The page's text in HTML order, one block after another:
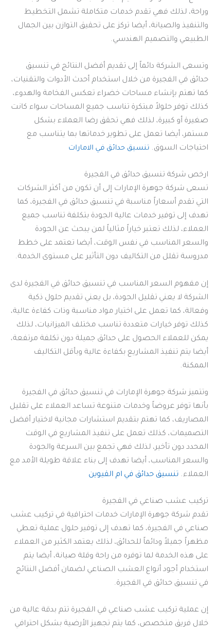
وراحة، لذلك فهي تقدم خدمات متكاملة تشمل التخطيط
والتنفيذ والصيانة، أيضا تركز على تحقيق التوازن بين الجمال
الطبيعي والتصميم الهندسي.
وتسعى الشركة دائماً إلى تقديم أفضل النتائج في تنسيق
حدائق في الفجيرة من خلال استخدام أحدث الأدوات والتقنيات،
كما تهتم بإنشاء مساحات خضراء تعكس الفخامة والهدوء،
كذلك توفر حلولاً مبتكرة تناسب جميع المساحات سواء كانت
صغيرة أو كبيرة، لذلك فهي تحقق رضا العملاء بشكل
مستمر، أيضا تعمل على تطوير خدماتها بما يتناسب مع
احتياجات السوق. تنسيق حدائق في الامارات
ارخص شركة تنسيق حدائق في الفجيرة
تسعى شركة جوهرة الإمارات إلى أن تكون من أكثر الشركات
التي تقدم أسعاراً مناسبة في تنسيق حدائق في الفجيرة، كما
تهدف إلى توفير خدمات عالية الجودة بتكلفة تناسب جميع
العملاء، لذلك تعتبر خياراً مثالياً لمن يبحث عن الجودة
والسعر المناسب في نفس الوقت، أيضا تعتمد على خطط
مدروسة تقلل من التكاليف دون التأثير على مستوى الخدمة.
إن مفهوم السعر المناسب في تنسيق حدائق في الفجيرة لدى
الشركة لا يعني تقليل الجودة، بل يعني تقديم حلول ذكية
وفعالة، كما تعمل على اختيار مواد مناسبة وذات كفاءة عالية،
كذلك توفر خيارات متعددة تناسب مختلف الميزانيات، لذلك
يمكن للعملاء الحصول على حدائق جميلة دون تكلفة مرتفعة،
أيضا يتم تنفيذ المشاريع بكفاءة عالية وبأقل التكاليف
الممكنة.
وتتميز شركة جوهرة الإمارات في تنسيق حدائق في الفجيرة
بأنها توفر عروضاً وخدمات متنوعة تساعد العملاء على تقليل
المصاريف، كما تهتم بتقديم استشارات مجانية لاختيار أفضل
التصميمات، كذلك تعمل على تنفيذ المشاريع في الوقت
المحدد دون تأخير، لذلك فهي تجمع بين السرعة والجودة
والسعر المناسب، أيضا تهدف إلى بناء علاقة طويلة الأمد مع
العملاء. تنسيق حدائق في ام القيوين
تركيب عشب صناعي في الفجيرة
تقدم شركة جوهرة الإمارات خدمات احترافية في تركيب عشب
صناعي في الفجيرة، كما تهدف إلى توفير حلول عملية تعطي
مظهراً جميلاً ودائماً للحدائق، لذلك يعتمد الكثير من العملاء
على هذه الخدمة لما توفره من راحة وقلة صيانة، أيضا يتم
استخدام أجود أنواع العشب الصناعي لضمان أفضل النتائج
في تنسيق حدائق في الفجيرة.
إن عملية تركيب عشب صناعي في الفجيرة تتم بدقة عالية من
خلال فريق متخصص، كما يتم تجهيز الأرضية بشكل احترافي